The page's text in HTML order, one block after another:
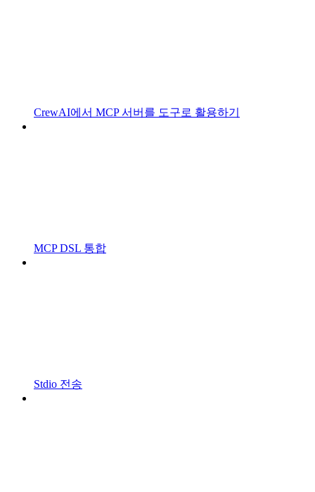
CrewAI에서 MCP 서버를 도구로 활용하기
MCP DSL 통합
Stdio 전송